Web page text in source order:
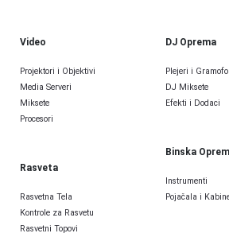
Video
Projektori i Objektivi
Media Serveri
Miksete
Procesori
Rasveta
Rasvetna Tela
Kontrole za Rasvetu
Rasvetni Topovi
DJ Oprema
Plejeri i
DJ Miksete
Efekti i Dodaci
Binska
Instrumenti
Pojačala i